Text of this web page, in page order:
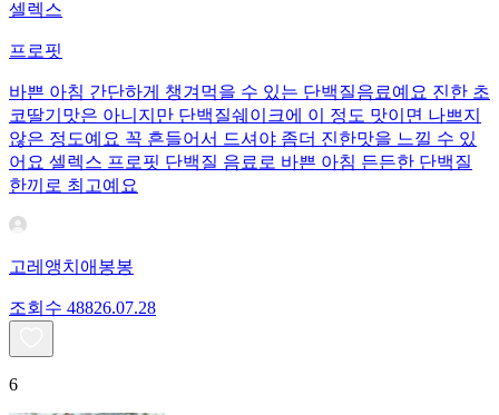
셀렉스
프로핏
바쁜 아침 간단하게 챙겨먹을 수 있는 단백질음료예요 진한 초
코딸기맛은 아니지만 단백질쉐이크에 이 정도 맛이면 나쁘지
않은 정도예요 꼭 흔들어서 드셔야 좀더 진한맛을 느낄 수 있
어요 셀렉스 프로핏 단백질 음료로 바쁜 아침 든든한 단백질
한끼로 최고예요
고레앵치애봉봉
조회수 48826.07.28
6